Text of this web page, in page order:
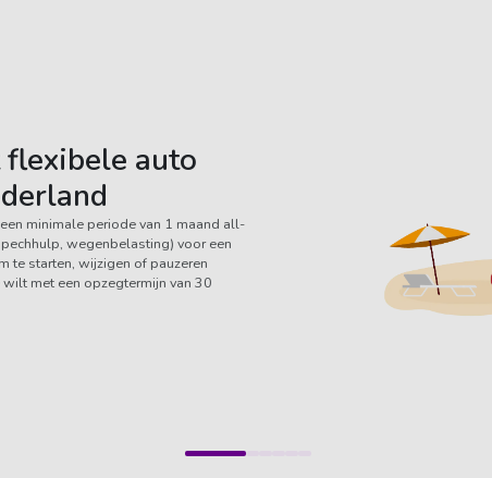
flexibele auto
minimale periode van 1 maand all-
wegenbelasting) voor een
te starten, wijzigen of pauzeren
met een opzegtermijn van 30